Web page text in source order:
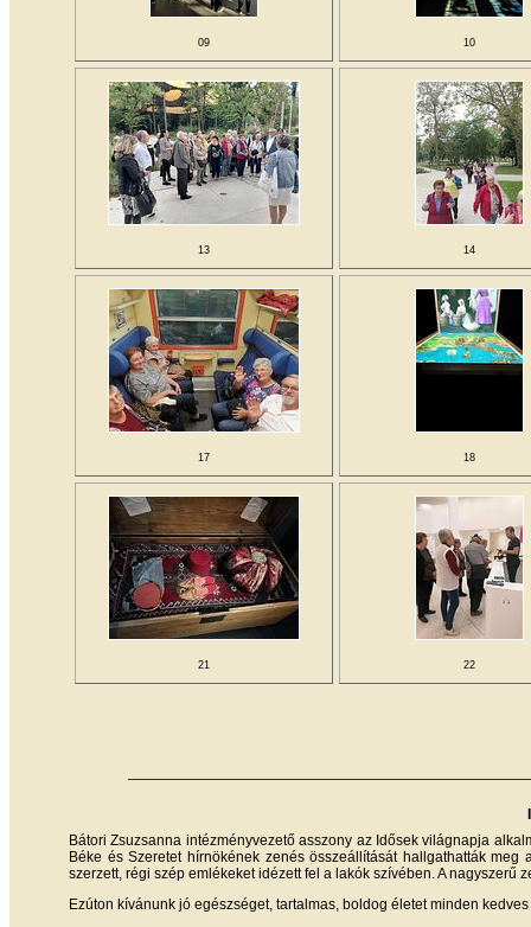
09 10
13 14
17 18
21 22
Bátori Zsuzsanna intézményvezető asszony az Idősek világnapja
Béke és Szeretet hírnökének zenés összeállítását hallgathatták
szerzett, régi szép emlékeket idézett fel a lakók szívében. A nagyszerű
Ezúton kívánunk jó egészséget, tartalmas, boldog életet minden